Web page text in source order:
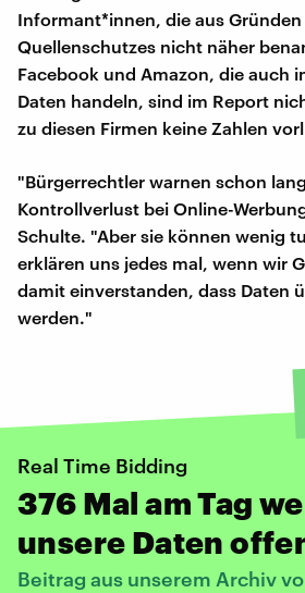
Informant*innen, die aus Gründen
Quellenschutzes nicht näher
Facebook und Amazon, die auch
Daten handeln, sind im Report
zu diesen Firmen keine Zahlen
"Bürgerrechtler warnen schon
Kontrollverlust bei Online-
Schulte. "Aber sie können wenig
erklären uns jedes mal, wenn wir
damit einverstanden, dass Daten
werden."
Real Time Bidding
376 Mal am Tag
unsere Daten
Beitrag aus unserem Archiv